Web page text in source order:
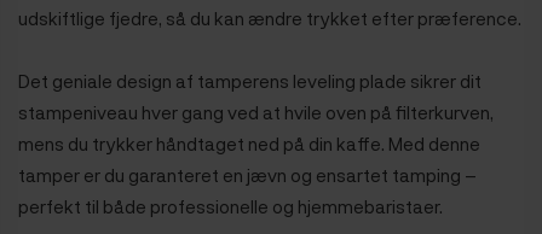
udskiftlige fjedre, så du kan ændre trykket efter præference.
Det geniale design af tamperens leveling plade sikrer dit
stampeniveau hver gang ved at hvile oven på filterkurven,
mens du trykker håndtaget ned på din kaffe. Med denne
tamper er du garanteret en jævn og ensartet tamping –
perfekt til både professionelle og hjemmebaristaer.